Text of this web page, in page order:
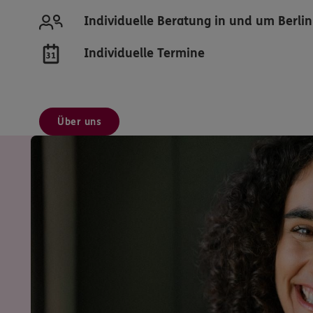
Individuelle Beratung in und um Berlin
Individuelle Termine
Über uns